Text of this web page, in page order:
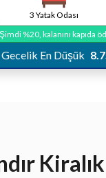
3 Yatak Odası
Şimdi %20, kalanını kapıda
Gecelik En Düşük